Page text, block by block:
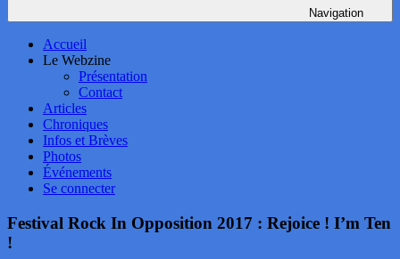
Navigation
Accueil
Le Webzine
Présentation
Contact
Articles
Chroniques
Infos et Brèves
Photos
Événements
Se connecter
Festival Rock In Opposition 2017 : Rejoice ! I’m Ten
!